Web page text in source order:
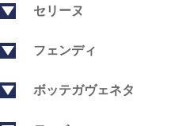
セリーヌ
フェンディ
ボッテガヴェネタ